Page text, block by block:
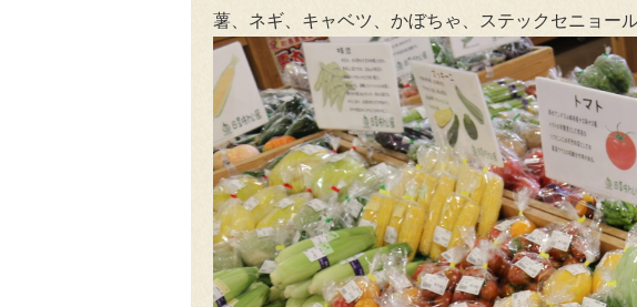
薯、ネギ、キャベツ、かぼちゃ、ステックセニョー